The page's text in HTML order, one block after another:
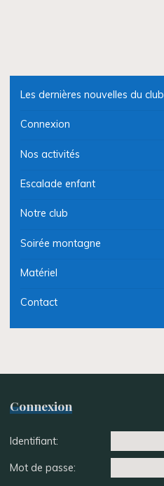
Les dernières nouvelles du club
Connexion
Nos activités
Escalade enfant
Notre club
Soirée montagne
Matériel
Contact
Connexion
Identifiant:
Mot de passe: